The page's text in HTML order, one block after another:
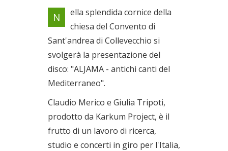
Antichi canti del Mediterraneo
Il 03/07/2022
N
ella splendida cornice della
chiesa del Convento di
Sant'andrea di Collevecchio si
svolgerà la presentazione del
disco: "ALJAMA - antichi canti del
Mediterraneo".
Claudio Merico e Giulia Tripoti,
prodotto da Karkum Project, è il
frutto di un lavoro di ricerca,
studio e concerti in giro per l'Italia,